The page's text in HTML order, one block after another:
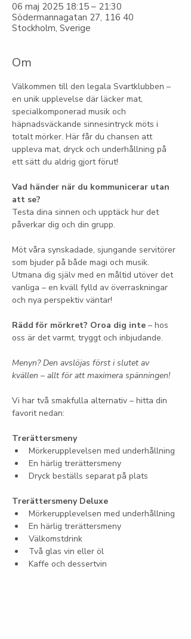
06 maj 2025 18:15 – 21:30
Södermannagatan 27, 116 40
Stockholm, Sverige
Om
Välkommen till den legala Svartklubben –
en unik upplevelse där läcker mat,
specialkomponerad musik och
häpnadsväckande sinnesintryck möts i
totalt mörker. Här får du chansen att
uppleva mat, dryck och underhållning på
ett sätt du aldrig gjort förut!
Vad händer när du kommunicerar utan
att se?
Testa dina sinnen och upptäck hur det
påverkar dig och din grupp.
Möt våra synskadade, sjungande servitörer
som bjuder på både magi och musik.
Utmana dig själv med en måltid utöver det
vanliga – en kväll fylld av överraskningar
och nya perspektiv väntar!
Rädd för mörkret? Oroa dig inte – hos
oss är det varmt, tryggt och inbjudande.
Menyn? Den avslöjas först i slutet av
kvällen – allt för att maximera spänningen!
Vi har två smakfulla alternativ – hitta din
favorit nedan:
Trerättersmeny
Mörkerupplevelsen med underhållning
En härlig trerättersmeny
Dryck beställs separat på plats
Trerättersmeny Deluxe
Mörkerupplevelsen med underhållning
En härlig trerättersmeny
Välkomstdrink
Två glas vin eller öl
Kaffe och dessertvin